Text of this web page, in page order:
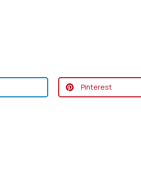
Pinterest